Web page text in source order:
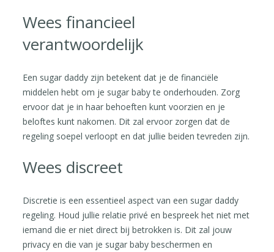
Wees financieel
verantwoordelijk
Een sugar daddy zijn betekent dat je de financiële
middelen hebt om je sugar baby te onderhouden. Zorg
ervoor dat je in haar behoeften kunt voorzien en je
beloftes kunt nakomen. Dit zal ervoor zorgen dat de
regeling soepel verloopt en dat jullie beiden tevreden zijn.
Wees discreet
Discretie is een essentieel aspect van een sugar daddy
regeling. Houd jullie relatie privé en bespreek het niet met
iemand die er niet direct bij betrokken is. Dit zal jouw
privacy en die van je sugar baby beschermen en